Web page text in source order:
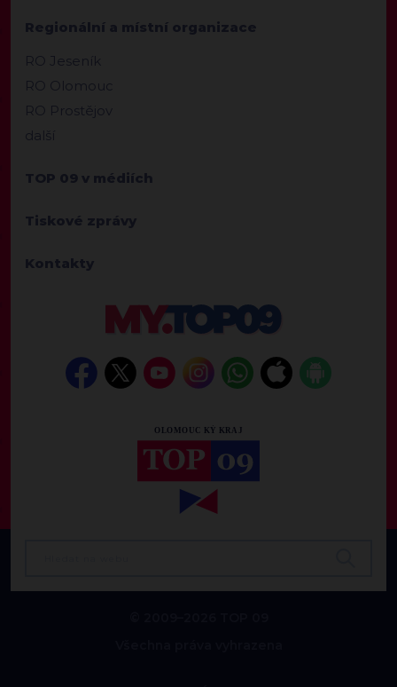
Regionální a místní organizace
RO Jeseník
RO Olomouc
RO Prostějov
další
TOP 09 v médiích
Tiskové zprávy
Kontakty